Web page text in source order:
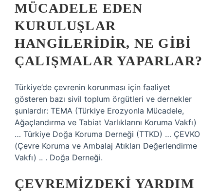
MÜCADELE EDEN
KURULUŞLAR
HANGILERIDIR, NE GIBI
ÇALIŞMALAR YAPARLAR?
Türkiye’de çevrenin korunması için faaliyet
gösteren bazı sivil toplum örgütleri ve dernekler
şunlardır: TEMA (Türkiye Erozyonla Mücadele,
Ağaçlandırma ve Tabiat Varlıklarını Koruma Vakfı)
… Türkiye Doğa Koruma Derneği (TTKD) … ÇEVKO
(Çevre Koruma ve Ambalaj Atıkları Değerlendirme
Vakfı) .. . Doğa Derneği.
ÇEVREMIZDEKI YARDIM